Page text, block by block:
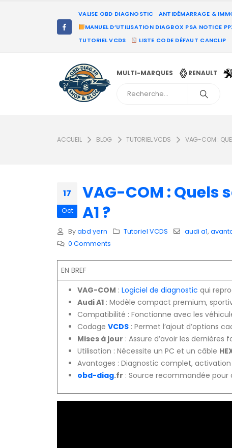
VALISE OBD DIAGNOSTIC ANTIDÉMARRAGE &
MANUEL D’UTILISATION DIAGBOX PSA NOTICE
TUTORIEL VCDS
LISTE CODE DÉFAUT CANCLIP
MULTI-MARQUES RENAULT
ACCUEIL BLOG TUTORIEL VCDS VAG-COM :
17
Oct
VAG-COM :
A1 ?
By abd yern Tutoriel VCDS audi a1,
0 Comments
EN BREF
VAG-COM : Logiciel de diagnostic qui
Audi A1 : Modèle compact premium,
Compatibilité : Fonctionne avec les
Codage VCDS : Permet l’ajout d’options
Mises à jour : Assure d’avoir les
Utilisation : Nécessite un PC et un câble
Avantages : Diagnostic complet,
obd-diag.fr : Source recommandée